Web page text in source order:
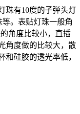
珠有10度的子弹头灯
。表贴灯珠一般角
角度比较小，直插
角度做的比较大，散
和硅胶的透光率低，